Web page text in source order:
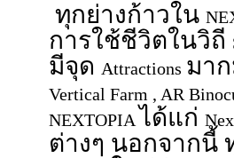
ทุกย่างก้าวใน
การใช้ชีวิตในวิถี
มีจุด Attractions มา
Vertical Farm , AR
NEXTOPIA ได้แก่
ต่างๆ นอกจากนี้